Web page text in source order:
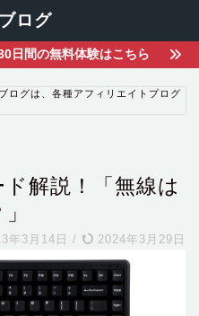
ログ
日間の無料体験はこちら
ログは、各種アフィリエイトプログ
解説！「無線は
年3月14日 / 2024年3月29日